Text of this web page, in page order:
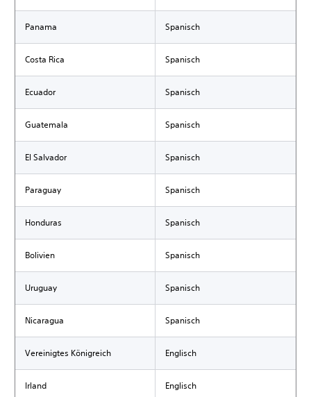
Panama Spanisch
Costa Rica Spanisch
Ecuador Spanisch
Guatemala Spanisch
El Salvador Spanisch
Paraguay Spanisch
Honduras Spanisch
Bolivien Spanisch
Uruguay Spanisch
Nicaragua Spanisch
Vereinigtes Königreich Englisch
Irland Englisch